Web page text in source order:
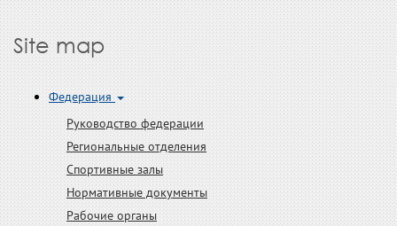
Site map
Федерация
Руководство федерации
Региональные отделения
Спортивные залы
Нормативные документы
Рабочие органы